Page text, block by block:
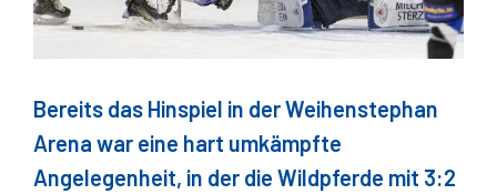
Bereits das Hinspiel in der Weihenstephan
Arena war eine hart umkämpfte
Angelegenheit, in der die Wildpferde mit 3:2